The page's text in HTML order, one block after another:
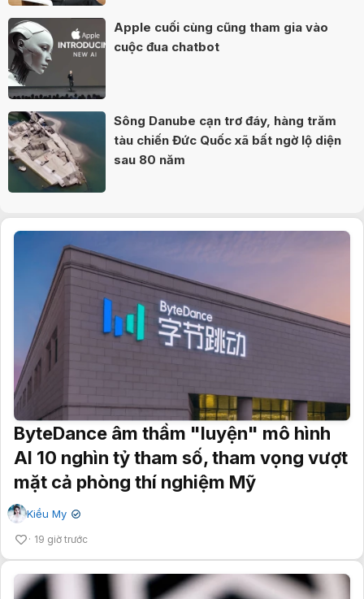
Apple cuối cùng cũng tham gia vào
cuộc đua chatbot
Sông Danube cạn trơ đáy, hàng trăm
tàu chiến Đức Quốc xã bất ngờ lộ diện
sau 80 năm
ByteDance âm thầm "luyện" mô hình
AI 10 nghìn tỷ tham số, tham vọng vượt
mặt cả phòng thí nghiệm Mỹ
Kiều My ✔
19 giờ trước